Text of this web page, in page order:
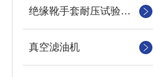
绝缘靴手套耐压试验装置
真空滤油机